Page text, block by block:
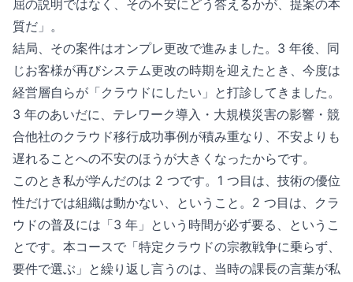
屈の説明ではなく、その不安にどう答えるかが、提案の本
質だ」。
結局、その案件はオンプレ更改で進みました。3 年後、同
じお客様が再びシステム更改の時期を迎えたとき、今度は
経営層自らが「クラウドにしたい」と打診してきました。
3 年のあいだに、テレワーク導入・大規模災害の影響・競
合他社のクラウド移行成功事例が積み重なり、不安よりも
遅れることへの不安のほうが大きくなったからです。
このとき私が学んだのは 2 つです。1 つ目は、技術の優位
性だけでは組織は動かない、ということ。2 つ目は、クラ
ウドの普及には「3 年」という時間が必ず要る、というこ
とです。本コースで「特定クラウドの宗教戦争に乗らず、
要件で選ぶ」と繰り返し言うのは、当時の課長の言葉が私